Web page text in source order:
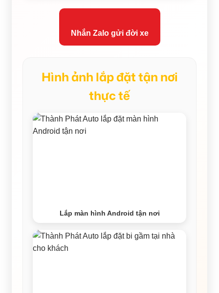
Nhắn Zalo gửi đời xe
Hình ảnh lắp đặt tận nơi
thực tế
Lắp màn hình Android tận nơi